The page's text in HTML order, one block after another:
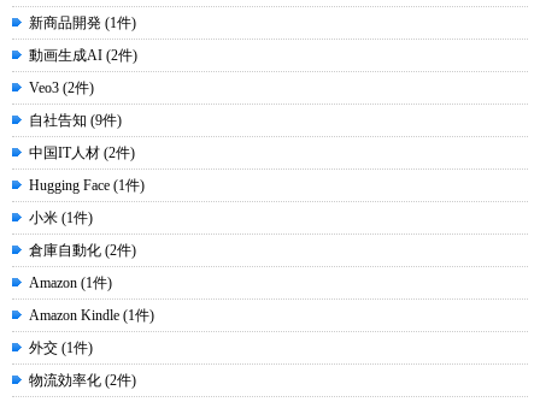
新商品開発 (1件)
動画生成AI (2件)
Veo3 (2件)
自社告知 (9件)
中国IT人材 (2件)
Hugging Face (1件)
小米 (1件)
倉庫自動化 (2件)
Amazon (1件)
Amazon Kindle (1件)
外交 (1件)
物流効率化 (2件)